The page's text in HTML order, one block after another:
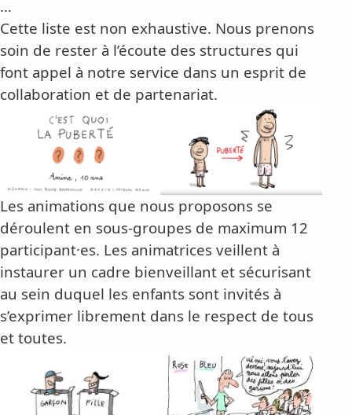
…
Cette liste est non exhaustive. Nous prenons
soin de rester à l’écoute des structures qui
font appel à notre service dans un esprit de
collaboration et de partenariat.
Les animations que nous proposons se
déroulent en sous-groupes de maximum 12
participant·es. Les animatrices veillent à
instaurer un cadre bienveillant et sécurisant
au sein duquel les enfants sont invités à
s’exprimer librement dans le respect de tous
et toutes.